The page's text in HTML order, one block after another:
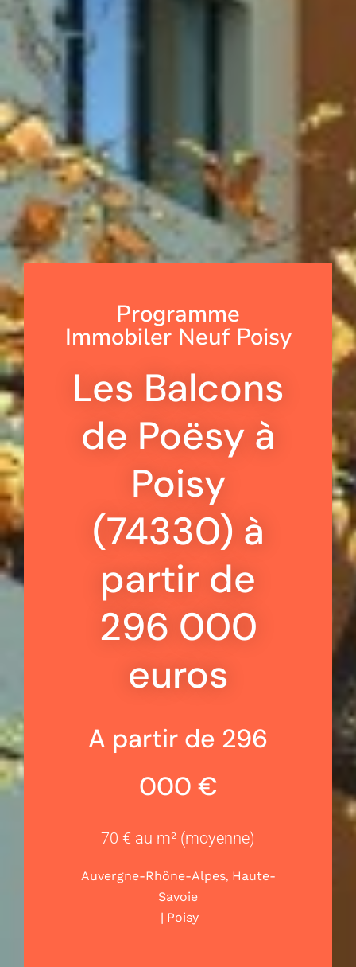
Programme
Immobiler Neuf Poisy
Les Balcons
de Poësy à
Poisy
(74330) à
partir de
296 000
euros
A partir de 296
000 €
70 € au m² (moyenne)
Auvergne-Rhône-Alpes, Haute-
Savoie
| Poisy